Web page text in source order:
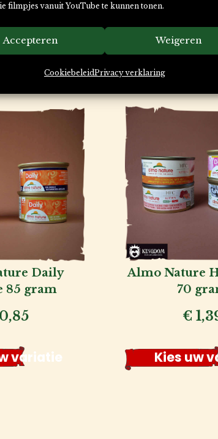
filmpjes vanuit YouTube te kunnen tonen.
Accepteren Weigeren
CookiebeleidPrivacy verklaring
voor uw kat & hond, fijn
verzorging van uw huisdier.
Daily
85 gram
0,85
variatie
Almo Nature
70
€
Kies uw